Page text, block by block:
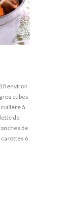
environ
cubes
à
de
de
carottes 6